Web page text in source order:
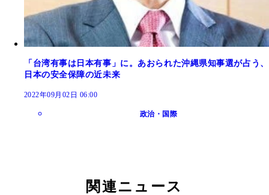
「台湾有事は日本有事」に。あおられた沖縄県知事選が占う、
日本の安全保障の近未来
2022年09月02日 06:00
政治・国際
関連ニュース